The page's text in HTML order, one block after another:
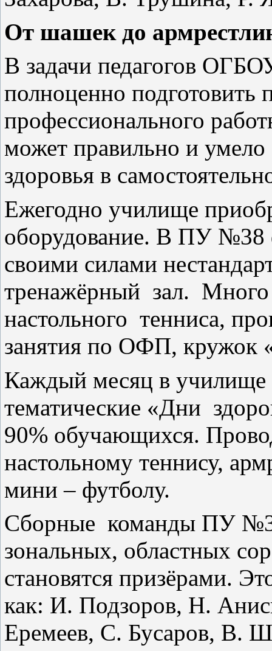
От шашек до
В задачи педагогов
полноценно подготовить
профессионального
может правильно и умело
здоровья в
Ежегодно училище
оборудование. В ПУ №38
своими силами
тренажёрный зал. Много
настольного тенниса,
занятия по ОФП,
Каждый месяц в училище
тематические «Дни
90% обучающихся.
настольному теннису,
мини – футболу.
Сборные команды ПУ
зональных, областных
становятся призёрами.
как: И. Подзоров, Н.
Еремеев, С. Бусаров, В.